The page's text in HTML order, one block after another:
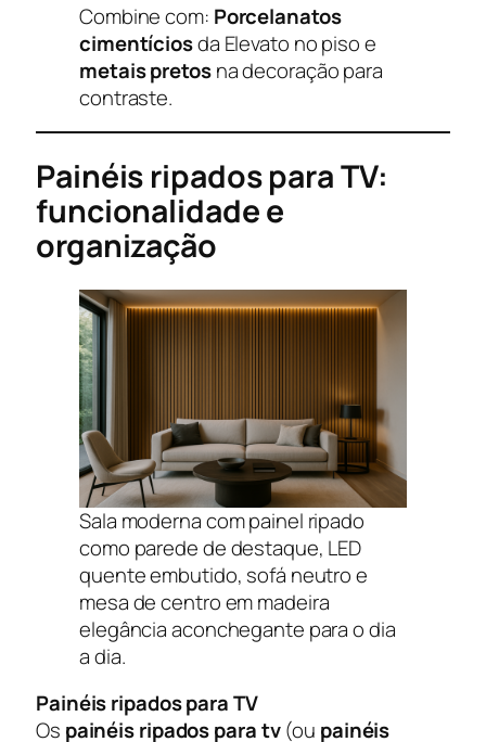
Combine com: Porcelanatos
cimentíciosda Elevato no piso e
metais pretosna decoração para
contraste.
Painéis ripados para TV:
funcionalidade e
organização
Sala moderna com painel ripado
como parede de destaque, LED
quente embutido, sofá neutro e
mesa de centro em madeira
elegância aconchegante para o dia
a dia.
Painéis ripados para TV
Os painéis ripados para tv(ou painéis